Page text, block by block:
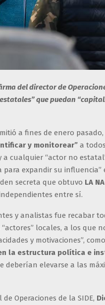
del director de
que puedan
a fines de enero
y monitorear” a
a cualquier “actor no
expandir su
secreta que obtuvo LA
entre sí.
y analistas fue recabar
locales, a los que
y motivaciones”,
la estructura política e
deberían elevarse a las
Operaciones de la SIDE,